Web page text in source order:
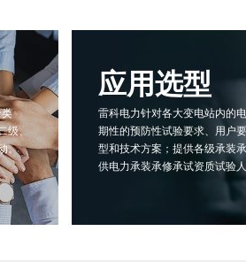
级、
。
应用选型
雷科电力针对各大变电站内的
期性的预防性试验要求、用户
型和技术方案；提供各级承装
供电力承装承修承试资质试验